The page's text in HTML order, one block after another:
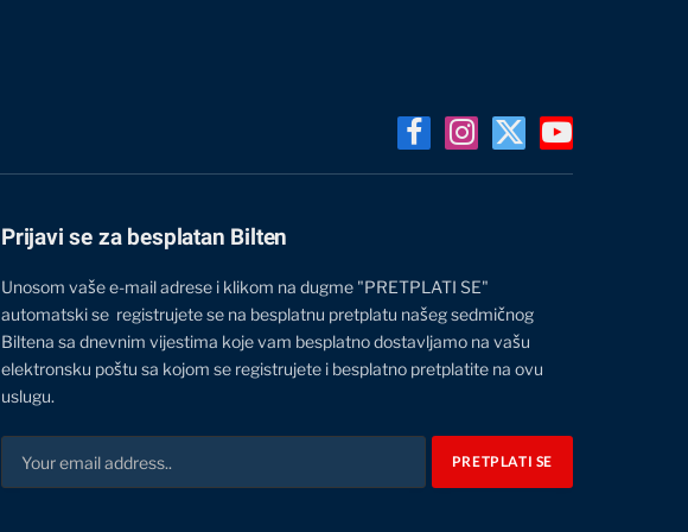
FacebookInstagram
X
(Twitter)
YouTube
Prijavi se za besplatan Bilten
Unosom vaše e-mail adrese i klikom na dugme "PRETPLATI SE"
automatski se registrujete se na besplatnu pretplatu našeg sedmičnog
Biltena sa dnevnim vijestima koje vam besplatno dostavljamo na vašu
elektronsku poštu sa kojom se registrujete i besplatno pretplatite na ovu
uslugu.